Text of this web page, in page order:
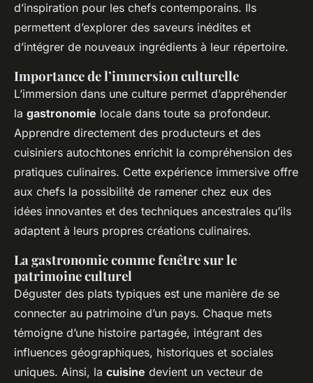
d’inspiration pour les chefs contemporains. Ils
permettent d’explorer des saveurs inédites et
d’intégrer de nouveaux ingrédients à leur répertoire.
Importance de l’immersion culturelle
L’immersion dans une culture permet d’appréhender
la gastronomie locale dans toute sa profondeur.
Apprendre directement des producteurs et des
cuisiniers autochtones enrichit la compréhension des
pratiques culinaires. Cette expérience immersive offre
aux chefs la possibilité de ramener chez eux des
idées innovantes et des techniques ancestrales qu’ils
adaptent à leurs propres créations culinaires.
La gastronomie comme fenêtre sur le
patrimoine culturel
Déguster des plats typiques est une manière de se
connecter au patrimoine d’un pays. Chaque mets
témoigne d’une histoire partagée, intégrant des
influences géographiques, historiques et sociales
uniques. Ainsi, la cuisine devient un vecteur de